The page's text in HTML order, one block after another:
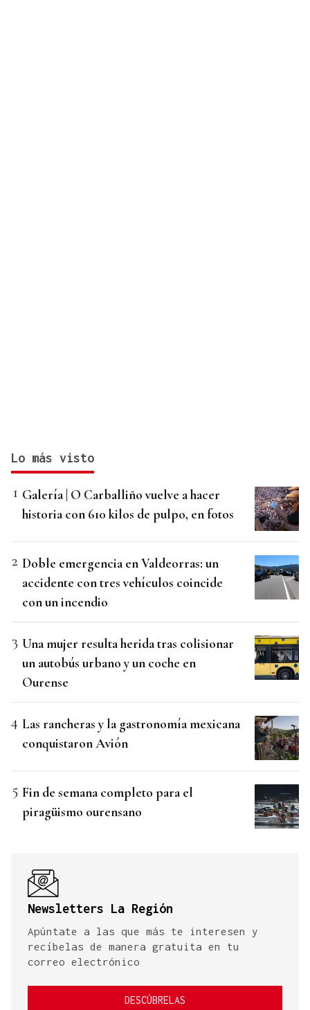
Lo más visto
Galería | O Carballiño vuelve a hacer
historia con 610 kilos de pulpo, en fotos
Doble emergencia en Valdeorras: un
accidente con tres vehículos coincide
con un incendio
Una mujer resulta herida tras colisionar
un autobús urbano y un coche en
Ourense
Las rancheras y la gastronomía mexicana
conquistaron Avión
Fin de semana completo para el
piragüismo ourensano
Newsletters La Región
Apúntate a las que más te interesen y
recíbelas de manera gratuita en tu
correo electrónico
DESCÚBRELAS